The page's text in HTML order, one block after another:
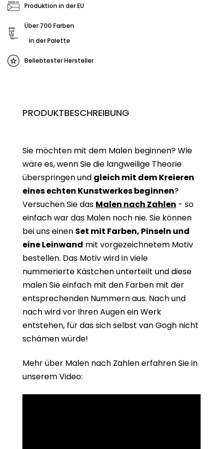
Produktion in der EU
Über 700 Farben
in der Palette
Beliebtester Hersteller
PRODUKTBESCHREIBUNG
Sie möchten mit dem Malen beginnen? Wie
wäre es, wenn Sie die langweilige Theorie
überspringen und gleich mit dem Kreieren
eines echten Kunstwerkes beginnen?
Versuchen Sie das Malen nach Zahlen - so
einfach war das Malen noch nie. Sie können
bei uns einen Set mit Farben, Pinseln und
eine Leinwand mit vorgezeichnetem Motiv
bestellen. Das Motiv wird in viele
nummerierte Kästchen unterteilt und diese
malen Sie einfach mit den Farben mit der
entsprechenden Nummern aus. Nach und
nach wird vor Ihren Augen ein Werk
entstehen, für das sich selbst van Gogh nicht
schämen würde!
Mehr über Malen nach Zahlen erfahren Sie in
unserem Video: